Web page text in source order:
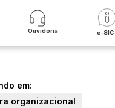
Ouvidoria e-SIC
em:
organizacional